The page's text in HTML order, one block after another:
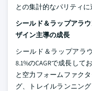
との集計的なパリティに
シールド＆ラップアラ
ザイン主導の成長
シールド＆ラップアラ
8.1%のCAGRで成長し
と空力フォームファク
グ、トレイルランニン